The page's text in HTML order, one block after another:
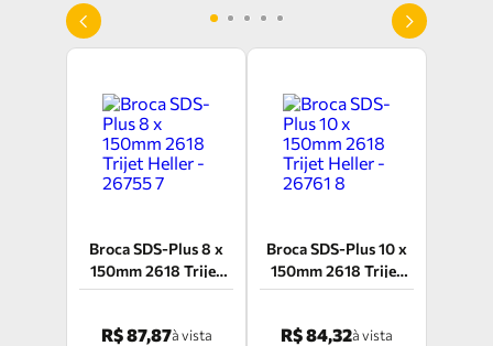
Broca SDS-Plus 8 x
150mm 2618 Trijet
Heller - 26755 7
R$ 87,87à vista
Broca SDS-Plus 10 x
150mm 2618 Trijet
Heller - 26761 8
R$ 84,32à vista